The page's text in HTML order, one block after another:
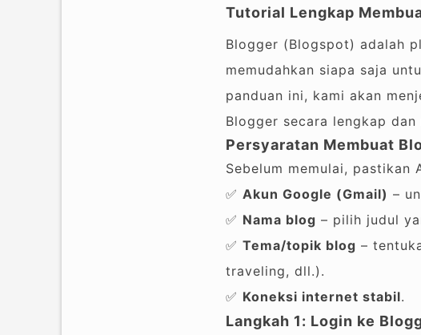
Tutorial Lengkap
Blogger (Blogspot) adalah
memudahkan siapa saja
panduan ini, kami akan
Blogger secara lengkap dan
Persyaratan Membuat
Sebelum memulai, pastikan
✅ Akun Google (Gmail) –
✅ Nama blog – pilih judul
✅ Tema/topik blog –
traveling, dll.).
✅ Koneksi internet stabil.
Langkah 1: Login ke